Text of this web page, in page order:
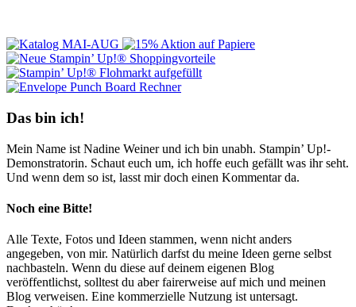
Das bin ich!
Mein Name ist Nadine Weiner und ich bin unabh. Stampin’ Up!-
Demonstratorin. Schaut euch um, ich hoffe euch gefällt was ihr seht.
Und wenn dem so ist, lasst mir doch einen Kommentar da.
Noch eine Bitte!
Alle Texte, Fotos und Ideen stammen, wenn nicht anders
angegeben, von mir. Natürlich darfst du meine Ideen gerne selbst
nachbasteln. Wenn du diese auf deinem eigenen Blog
veröffentlichst, solltest du aber fairerweise auf mich und meinen
Blog verweisen. Eine kommerzielle Nutzung ist untersagt.